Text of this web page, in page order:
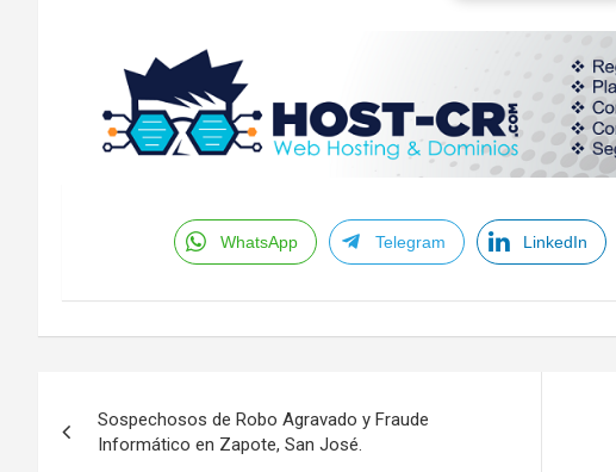
WhatsApp Telegram LinkedIn
de
Sospechosos de Robo Agravado y Fraude
Informático en Zapote, San José.